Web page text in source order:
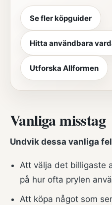
Se fler köpguider
Hitta användbara
Utforska Allformen
Vanliga misstag
Undvik dessa vanliga
Att välja det billigaste
på hur ofta prylen
Att köpa något som